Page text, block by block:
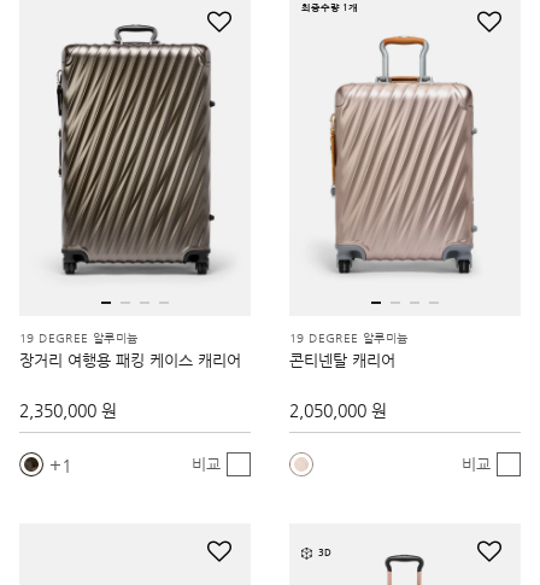
19 DEGREE 알루미늄
장거리 여행용 패킹 케이스 캐리어
2,350,000 원
1 비교
최종수량 1개
19 DEGREE 알루미늄
콘티넨탈 캐리어
2,050,000 원
비교
3D